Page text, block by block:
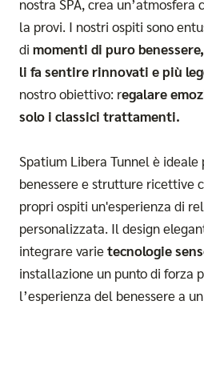
nostra SPA, crea un’atmosfera
la provi. I nostri ospiti sono
di momenti di puro
li fa sentire rinnovati e più
nostro obiettivo: regalare
solo i classici trattamenti.
Spatium Libera Tunnel è ideale
benessere e strutture ricettive
propri ospiti un'esperienza di
personalizzata. Il design
integrare varietecnologie
installazione un punto di forza
l’esperienza del benessere a